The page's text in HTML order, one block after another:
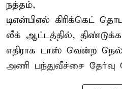
நத்தம்,
டிஎன்பிஎல் கிரிக்கெட்
லீக் ஆட்டத்தில்,
எதிராக டாஸ் வென்ற
அணி பந்துவீச்சை தேர்வு